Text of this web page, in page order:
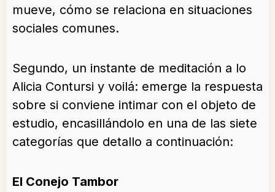
mueve, cómo se relaciona en situaciones
sociales comunes.
Segundo, un instante de meditación a lo
Alicia Contursi y voilá: emerge la respuesta
sobre si conviene intimar con el objeto de
estudio, encasillándolo en una de las siete
categorías que detallo a continuación:
El Conejo Tambor